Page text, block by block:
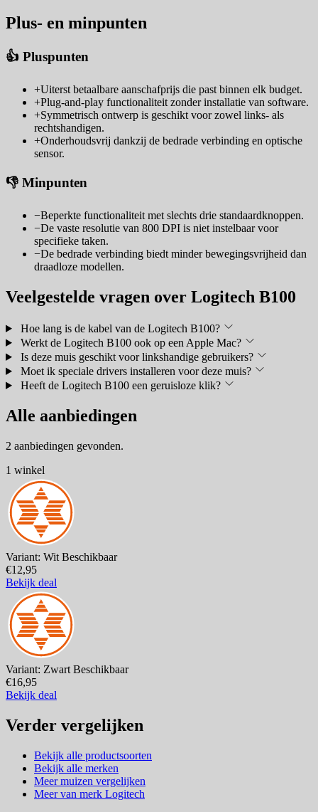
Plus- en minpunten
👍 Pluspunten
+Uiterst betaalbare aanschafprijs die past binnen elk budget.
+Plug-and-play functionaliteit zonder installatie van software.
+Symmetrisch ontwerp is geschikt voor zowel links- als
rechtshandigen.
+Onderhoudsvrij dankzij de bedrade verbinding en optische
sensor.
👎 Minpunten
−Beperkte functionaliteit met slechts drie standaardknoppen.
−De vaste resolutie van 800 DPI is niet instelbaar voor
specifieke taken.
−De bedrade verbinding biedt minder bewegingsvrijheid dan
draadloze modellen.
Veelgestelde vragen over Logitech B100
Hoe lang is de kabel van de Logitech B100?
Werkt de Logitech B100 ook op een Apple Mac?
Is deze muis geschikt voor linkshandige gebruikers?
Moet ik speciale drivers installeren voor deze muis?
Heeft de Logitech B100 een geruisloze klik?
Alle aanbiedingen
2 aanbiedingen gevonden.
1 winkel
Variant: Wit Beschikbaar
€12,95
Bekijk deal
Variant: Zwart Beschikbaar
€16,95
Bekijk deal
Verder vergelijken
Bekijk alle productsoorten
Bekijk alle merken
Meer muizen vergelijken
Meer van merk Logitech